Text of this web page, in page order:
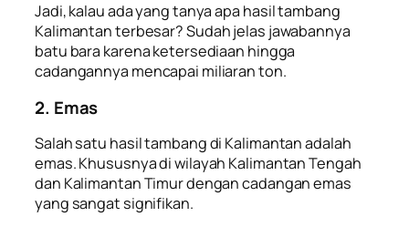
Jadi, kalau ada yang tanyaapa hasil tambang
Kalimantanterbesar? Sudah jelas jawabannya
batu bara karena ketersediaan hingga
cadangannya mencapai miliaran ton.
2. Emas
Salah satu hasil tambang di Kalimantanadalah
emas. Khususnya di wilayah Kalimantan Tengah
dan Kalimantan Timur dengan cadangan emas
yang sangat signifikan.